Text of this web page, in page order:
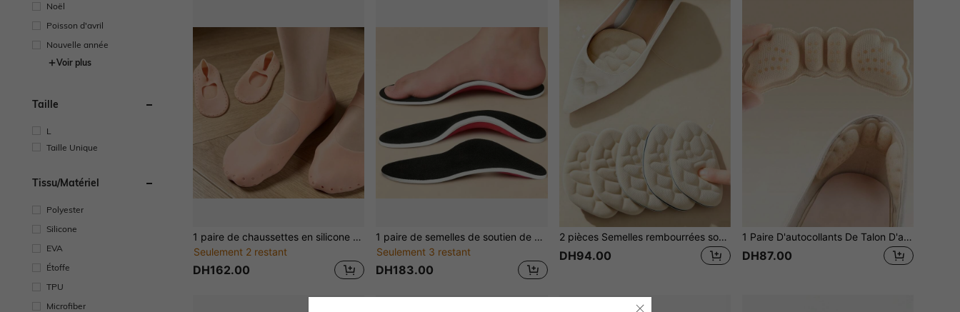
Noël
Poisson d'avril
Nouvelle année
Voir plus
Taille
L
Taille Unique
Tissu/matériel
Polyester
Silicone
EVA
Étoffe
TPU
Microfiber
1 paire de chaussettes en silicone souple antidérapantes, couche protectrice résistante à l'usure à haute élasticité, soin des pieds réutilisable, trous respirants intégrés, convient aux femmes et aux hommes, applicable pour la peau sèche, les pieds secs, la peau rugueuse
Seulement 2 restant
DH162.00
1 paire de semelles de soutien de voûte plantaire durables et respirantes pour chaussures décontractées et chaussures de course sportives
Seulement 3 restant
DH183.00
2 pièces Semelles rembourrées souples, coussinets anti-dérapants et anti-friction pour l'avant du pied, convenant aux talons hauts, toutes saisons
DH94.00
1 Paire D'autocollants De Talon D'aile 4d En Éponge Douce Et Confortable, Antidérapants, Anti-friction Et De Protection Des Pieds, Anti-chute Pour Talons Hauts
DH87.00